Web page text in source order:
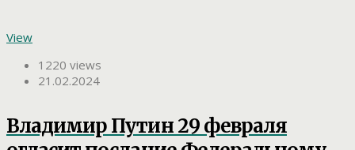
View
1220 views
21.02.2024
Владимир Путин 29 февраля